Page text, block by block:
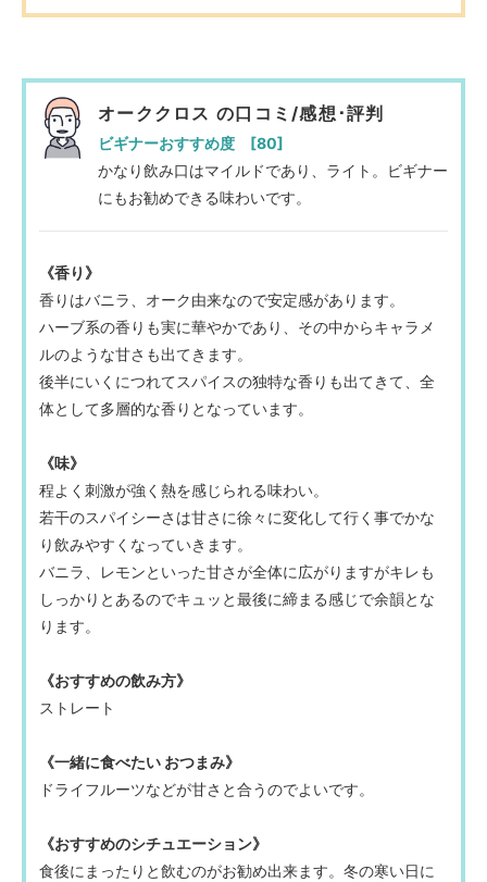
オーククロス の口コミ/感想･評判
ビギナーおすすめ度 [80]
かなり飲み口はマイルドであり、ライト。ビギナー
にもお勧めできる味わいです。
《香り》
香りはバニラ、オーク由来なので安定感があります。
ハーブ系の香りも実に華やかであり、その中からキャラメ
ルのような甘さも出てきます。
後半にいくにつれてスパイスの独特な香りも出てきて、全
体として多層的な香りとなっています。
《味》
程よく刺激が強く熱を感じられる味わい。
若干のスパイシーさは甘さに徐々に変化して行く事でかな
り飲みやすくなっていきます。
バニラ、レモンといった甘さが全体に広がりますがキレも
しっかりとあるのでキュッと最後に締まる感じで余韻とな
ります。
《おすすめの飲み方》
ストレート
《一緒に食べたい おつまみ》
ドライフルーツなどが甘さと合うのでよいです。
《おすすめのシチュエーション》
食後にまったりと飲むのがお勧め出来ます。冬の寒い日に